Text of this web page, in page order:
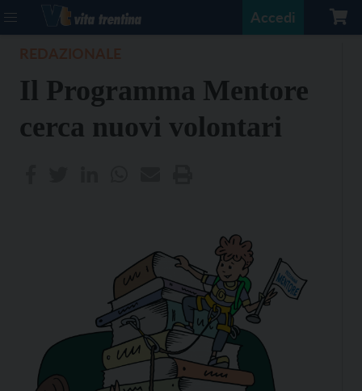
Accedi
Il Programma Mentore
cerca nuovi volontari